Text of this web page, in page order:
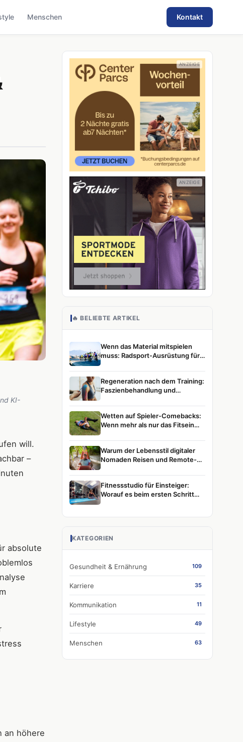
Menschen Kontakt
KI-
will.
–
absolute
an höhere
🔥 BELIEBTE ARTIKEL
Wenn das Material mitspielen
muss: Radsport-Ausrüstung für
Athleten
Regeneration nach dem Training:
Faszienbehandlung und
Leistungssport
Wetten auf Spieler-Comebacks:
Wenn mehr als nur das Fitsein
Warum der Lebensstil digitaler
Nomaden Reisen und Remote-
Fitnessstudio für Einsteiger:
Worauf es beim ersten Schritt
KATEGORIEN
Gesundheit & Ernährung 109
Karriere 35
Kommunikation 11
Lifestyle 49
Menschen 63